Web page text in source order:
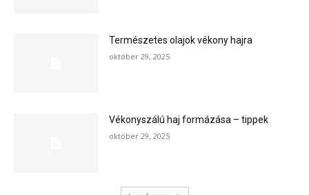
Természetes olajok vékony hajra
október 29, 2025
Vékonyszálú haj formázása – tippek
október 29, 2025